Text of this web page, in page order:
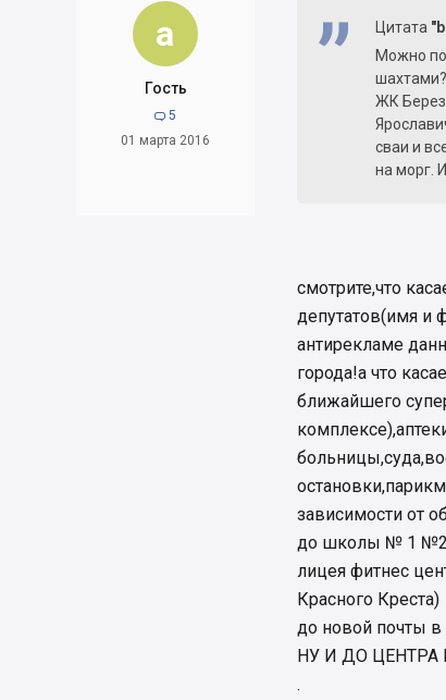
a
Гость
 5
01 марта 2016
Цитата
Можно
шахтами?
ЖК
сваи и
на морг.
смотрите,что
депутатов(имя и
антирекламе
города!а что
ближайшего
зависимости от
до школы № 1 №2
лицея фитнес
Красного Креста)
до новой почты
НУ И ДО ЦЕНТРА
.